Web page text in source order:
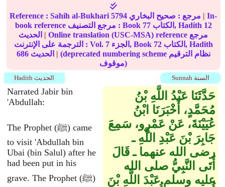
Reference :Sahih al-Bukhari 5794 مرجع : صحيح البخاري | In-
book reference مرجع التصنيف : Book 77 الكتاب, Hadith 12
| Online translation (USC-MSA) reference مرجع
الترجمة على الإنترنت : Vol. 7 الجزء, Book 72
الكتاب, Hadith
686
| (deprecated numbering scheme نظام الترقيم
موقوف)
Sunnah السنة Hadith الحديث
Narrated Jabir bin
'Abdullah:
The Prophet (ﷺ) came
to visit 'Abdullah bin
Ubai (bin Salul) after he
had been put in his
grave. The Prophet (ﷺ)
حَدَّثَنَا عَبْدُ اللَّهِ بْنُ
مُحَمَّدٍ، أَخْبَرَنَا ابْنُ
عُيَيْنَةَ، عَنْ عَمْرٍو، سَمِعَ
جَابِرَ بْنَ عَبْدِ اللَّهِ ـ
رضى الله عنهما ـ قَالَ
أَتَى النَّبِيُّ صلى الله
عليه وسلم عَبْدَ اللَّهِ بْنَ